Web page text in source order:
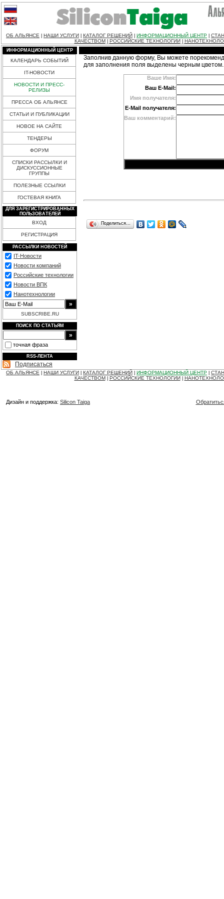
ОБ АЛЬЯНСЕ НАШИ УСЛУГИ КАТАЛОГ РЕШЕНИЙ ИНФОРМАЦИОННЫЙ ЦЕНТР
КАЧЕСТВОМ
РОССИЙСКИЕ ТЕХНОЛОГИИ
ИНФОРМАЦИОННЫЙ ЦЕНТР
КАЛЕНДАРЬ СОБЫТИЙ
IT-НОВОСТИ
НОВОСТИ И ПРЕСС-
РЕЛИЗЫ
ПРЕССА ОБ АЛЬЯНСЕ
СТАТЬИ И ПУБЛИКАЦИИ
НОВОЕ НА САЙТЕ
ТЕНДЕРЫ
ФОРУМ
СПИСКИ РАССЫЛКИ И
ДИСКУССИОННЫЕ
ГРУППЫ
ПОЛЕЗНЫЕ ССЫЛКИ
ГОСТЕВАЯ КНИГА
ДЛЯ ЗАРЕГИСТРИРОВАННЫХ
ПОЛЬЗОВАТЕЛЕЙ
ВХОД
РЕГИСТРАЦИЯ
РАССЫЛКИ НОВОСТЕЙ
IT-Новости
Новости компаний
Российские технологии
Новости ВПК
Нанотехнологии
SUBSCRIBE.RU
ПОИСК ПО СТАТЬЯМ
точная фраза
RSS-ЛЕНТА
Подписаться
Заполнив данную форму, Вы можете
для заполнения поля выделены черным цветом.
Ваше Имя:
Ваш E-Mail:
Имя получателя:
E-Mail получателя:
Ваш комментарий:
Поделиться…
ОБ АЛЬЯНСЕ НАШИ УСЛУГИ КАТАЛОГ РЕШЕНИЙ ИНФОРМАЦИОННЫЙ ЦЕНТР
КАЧЕСТВОМ
РОССИЙСКИЕ ТЕХНОЛОГИИ
Дизайн и поддержка: Silicon Taiga